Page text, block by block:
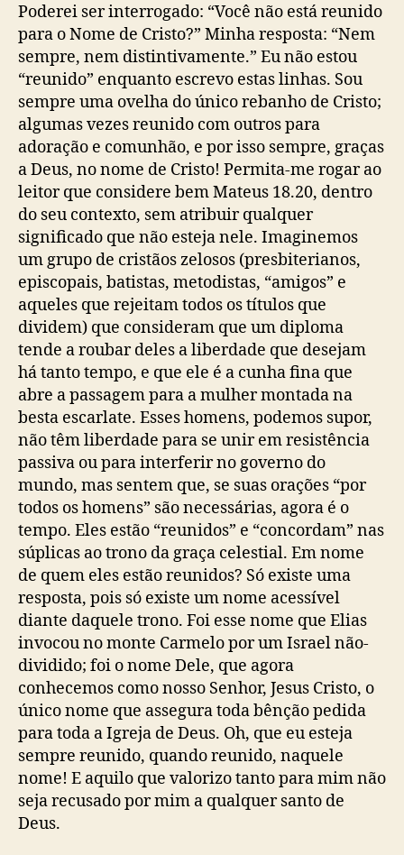
Poderei ser interrogado: “Você não está reunido
para o Nome de Cristo?” Minha resposta: “Nem
sempre, nem distintivamente.” Eu não estou
“reunido” enquanto escrevo estas linhas. Sou
sempre uma ovelha do único rebanho de Cristo;
algumas vezes reunido com outros para
adoração e comunhão, e por isso sempre, graças
a Deus, no nome de Cristo! Permita-me rogar ao
leitor que considere bem Mateus 18.20, dentro
do seu contexto, sem atribuir qualquer
significado que não esteja nele. Imaginemos
um grupo de cristãos zelosos (presbiterianos,
episcopais, batistas, metodistas, “amigos” e
aqueles que rejeitam todos os títulos que
dividem) que consideram que um diploma
tende a roubar deles a liberdade que desejam
há tanto tempo, e que ele é a cunha fina que
abre a passagem para a mulher montada na
besta escarlate. Esses homens, podemos supor,
não têm liberdade para se unir em resistência
passiva ou para interferir no governo do
mundo, mas sentem que, se suas orações “por
todos os homens” são necessárias, agora é o
tempo. Eles estão “reunidos” e “concordam” nas
súplicas ao trono da graça celestial. Em nome
de quem eles estão reunidos? Só existe uma
resposta, pois só existe um nome acessível
diante daquele trono. Foi esse nome que Elias
invocou no monte Carmelo por um Israel não-
dividido; foi o nome Dele, que agora
conhecemos como nosso Senhor, Jesus Cristo, o
único nome que assegura toda bênção pedida
para toda a Igreja de Deus. Oh, que eu esteja
sempre reunido, quando reunido, naquele
nome! E aquilo que valorizo tanto para mim não
seja recusado por mim a qualquer santo de
Deus.